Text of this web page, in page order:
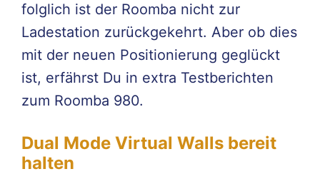
folglich ist der Roomba nicht zur
Ladestation zurückgekehrt. Aber ob dies
mit der neuen Positionierung geglückt
ist, erfährst Du in extra Testberichten
zum Roomba 980.
Dual Mode Virtual Walls bereit
halten